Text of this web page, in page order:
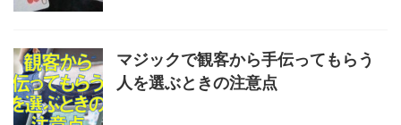
マジックで観客から手伝ってもらう
人を選ぶときの注意点